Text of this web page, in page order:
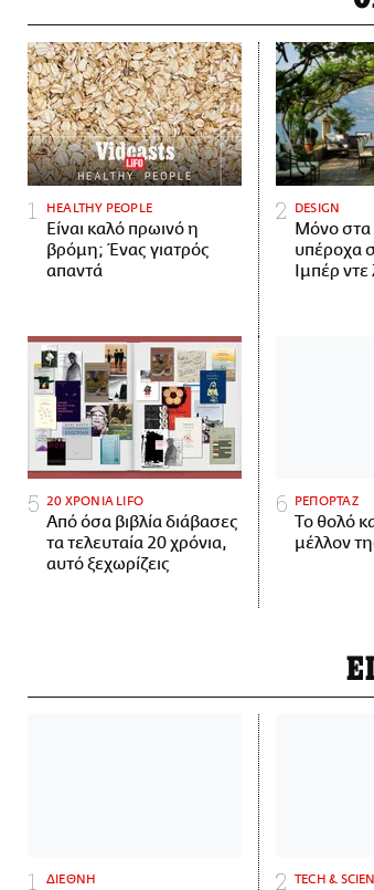
HEALTHY PEOPLE
Είναι καλό πρωινό η
βρόμη; Ένας γιατρός
απαντά
DESIGN
Μόνο στα
υπέροχα
Ιμπέρ ντε
20 ΧΡΟΝΙΑ LIFO
Από όσα βιβλία διάβασες
τα τελευταία 20 χρόνια,
αυτό ξεχωρίζεις
ΡΕΠΟΡΤΑΖ
Το θολό
μέλλον
ΔΙΕΘΝΗ ΤECH &